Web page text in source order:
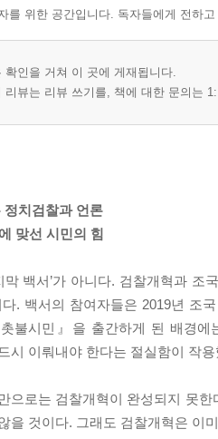
전개 과정과 의미
대정신으로! 시민들이 주도한 ‘맞춤
미디어’
’하다니
어야지! 보도를 이렇게 했어야지!
CEO)
전 판사)
모니터
던 조국 검증 보도
물
찰개혁”
를 위한 공간입니다. 독자들에게 전하
확인을 거쳐 이 곳에 게재됩니다.
리뷰는 리뷰 쓰기를, 책에 대한 문의는
정치검찰과 언론
에 맞선 시민의 힘
막 백서’가 아니다. 검찰개혁과
. 백서의 참여자들은 2019년 조
촛불시민』을 출간하게 된 배경
시 이뤄내야 한다는 절실함이 작
으로는 검찰개혁이 완성되지 못
을 것이다. 그래도 검찰개혁은 이